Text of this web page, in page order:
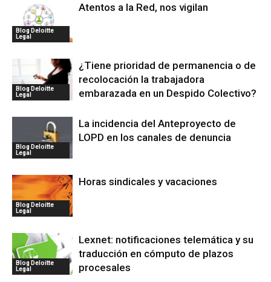
Blog Deloitte
Legal
Atentos a la Red, nos vigilan
Blog Deloitte
Legal
¿Tiene prioridad de permanencia o de
recolocación la trabajadora
embarazada en un Despido Colectivo?
Blog Deloitte
Legal
La incidencia del Anteproyecto de
LOPD en los canales de denuncia
Blog Deloitte
Legal
Horas sindicales y vacaciones
Blog Deloitte
Legal
Lexnet: notificaciones telemática y su
traducción en cómputo de plazos
procesales